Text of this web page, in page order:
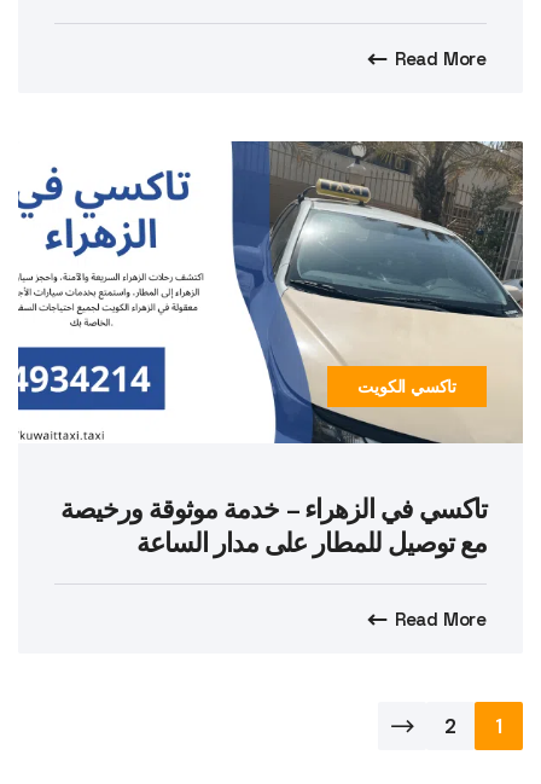
Read More
تاكسي الكويت
تاكسي في الزهراء – خدمة موثوقة ورخيصة
مع توصيل للمطار على مدار الساعة
Read More
تعدد1
2